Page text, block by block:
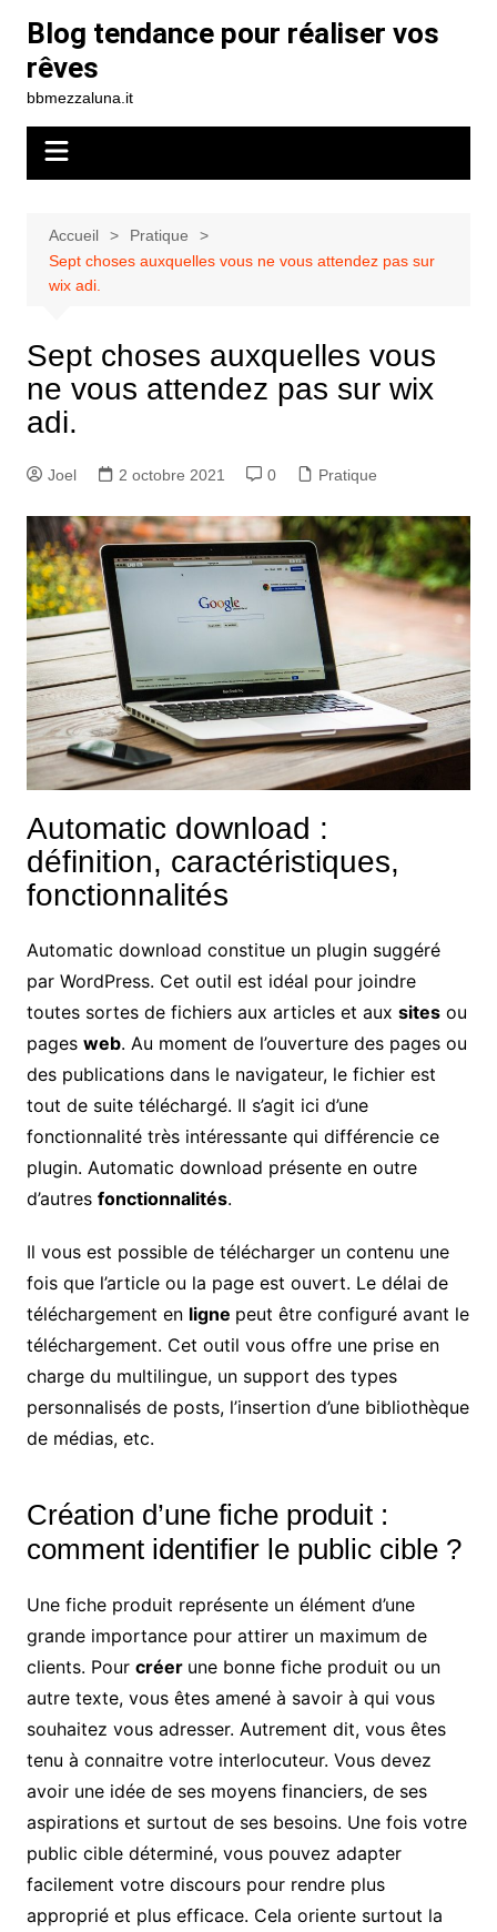
contenu
Blog tendance pour réaliser vos
rêves
bbmezzaluna.it
Accueil
Pratique
Sept choses auxquelles vous ne vous attendez pas sur
wix adi.
Sept choses auxquelles vous
ne vous attendez pas sur wix
adi.
Joel 2 octobre 2021 0 Pratique
Automatic download :
définition, caractéristiques,
fonctionnalités
Automatic download constitue un plugin suggéré
par WordPress. Cet outil est idéal pour joindre
toutes sortes de fichiers aux articles et aux sitesou
pages web. Au moment de l’ouverture des pages ou
des publications dans le navigateur, le fichier est
tout de suite téléchargé. Il s’agit ici d’une
fonctionnalité très intéressante qui différencie ce
plugin. Automatic download présente en outre
d’autres fonctionnalités.
Il vous est possible de télécharger un contenu une
fois que l’article ou la page est ouvert. Le délai de
téléchargement en ligne peut être configuré avant le
téléchargement. Cet outil vous offre une prise en
charge du multilingue, un support des types
personnalisés de posts, l’insertion d’une bibliothèque
de médias, etc.
Création d’une fiche produit :
comment identifier le public cible ?
Une fiche produit représente un élément d’une
grande importance pour attirer un maximum de
clients. Pour créer une bonne fiche produit ou un
autre texte, vous êtes amené à savoir à qui vous
souhaitez vous adresser. Autrement dit, vous êtes
tenu à connaitre votre interlocuteur. Vous devez
avoir une idée de ses moyens financiers, de ses
aspirations et surtout de ses besoins. Une fois votre
public cible déterminé, vous pouvez adapter
facilement votre discours pour rendre plus
approprié et plus efficace. Cela oriente surtout la